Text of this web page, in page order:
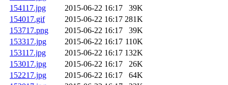
154117.jpg
2015-06-22 16:17
39K
154017.gif
2015-06-22 16:17 281K
153717.png
2015-06-22 16:17
39K
153317.jpg
2015-06-22 16:17 110K
153117.jpg
2015-06-22 16:17 132K
153017.jpg
2015-06-22 16:17
26K
152217.jpg
2015-06-22 16:17
64K